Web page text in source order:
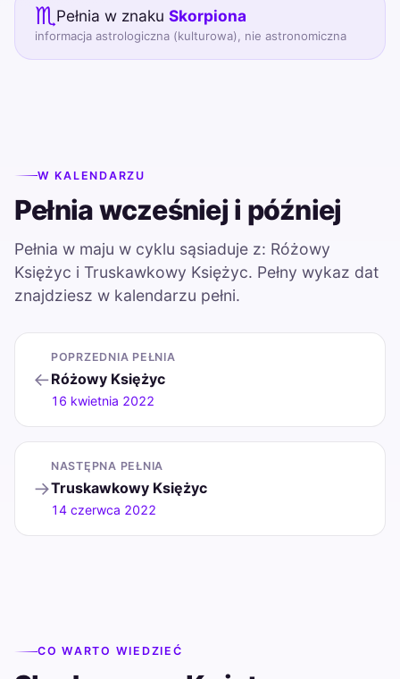
♏Pełnia w znaku Skorpiona
informacja astrologiczna (kulturowa), nie astronomiczna
W KALENDARZU
Pełnia wcześniej i później
Pełnia w maju w cyklu sąsiaduje z: Różowy
Księżyc i Truskawkowy Księżyc. Pełny wykaz dat
znajdziesz w kalendarzu pełni.
←
POPRZEDNIA PEŁNIA
Różowy Księżyc
16 kwietnia 2022
→
NASTĘPNA PEŁNIA
Truskawkowy Księżyc
14 czerwca 2022
CO WARTO WIEDZIEĆ